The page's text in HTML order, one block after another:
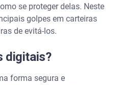
se proteger delas. Neste
golpes em carteiras
de evitá-los.
digitais?
forma segura e